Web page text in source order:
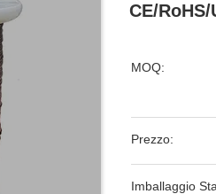
CE/RoHS/
MOQ:
Prezzo:
Imballaggio